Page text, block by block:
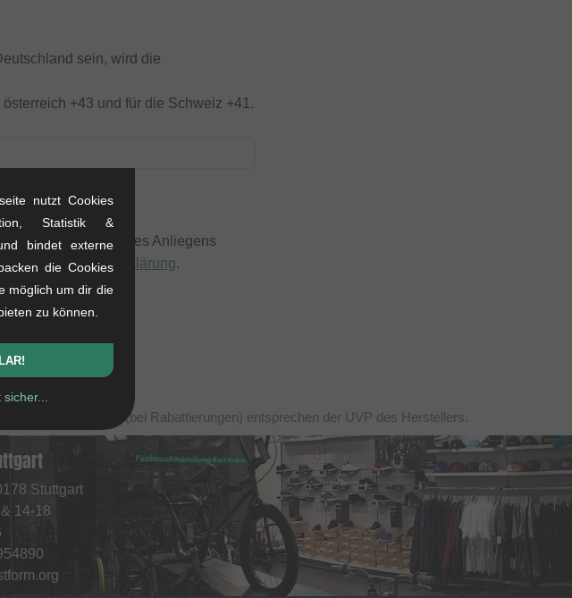
sein, wird die
+43 und für die Schweiz +41.
Bearbeitung deines Anliegens
Datenschutzerklärung.
Preise (bei Rabattierungen) entsprechen der UVP des Herstellers.
Stuttgart
14-18
nutzt Cookies
Statistik &
bindet externe
die Cookies
möglich um dir die
zu können.